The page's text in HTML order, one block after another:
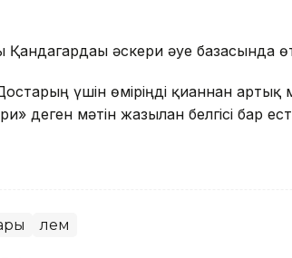
әскери әуе базасында
үшін өміріңді қиғаннан
деген мәтін жазылған белгісі бар
Әлем